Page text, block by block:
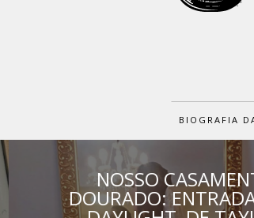
BIOGRAFIA
NOSSO
DOURADO: ENTRADA